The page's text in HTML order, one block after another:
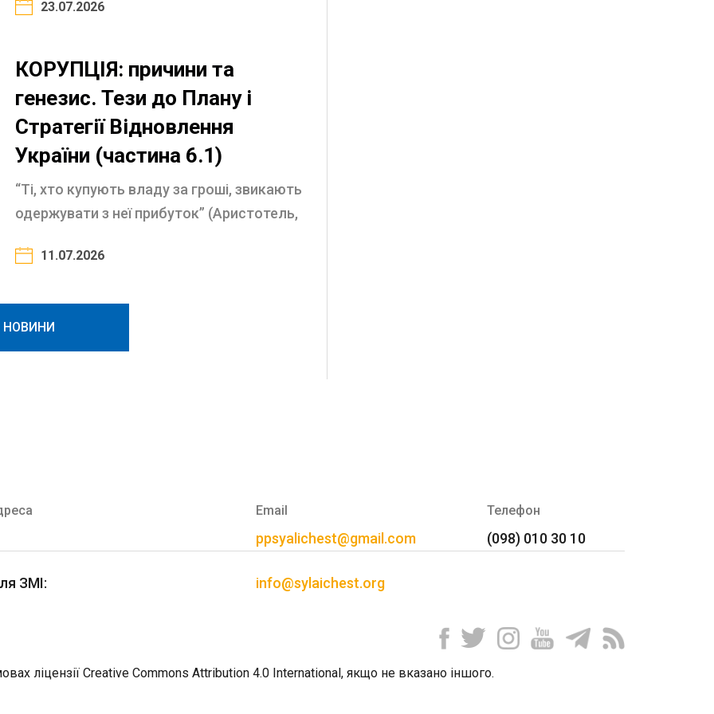
(Аристотель, IV ст. до н.е.) Природа
23.07.2026
КОРУПЦІЯ: причини та
генезис. Тези до Плану і
Стратегії Відновлення
України (частина 6.1)
“Ті, хто купують владу за гроші, звикають
одержувати з неї прибуток” (Аристотель,
корупції, тим більше законів” (Публій
11.07.2026
НОВИНИ
Email
ppsyalichest@gmail.com
Телефон
(098) 010 30 10
ЗМІ: info@sylaichest.org
ліцензії Creative Commons Attribution 4.0 International, якщо не вказано іншого.